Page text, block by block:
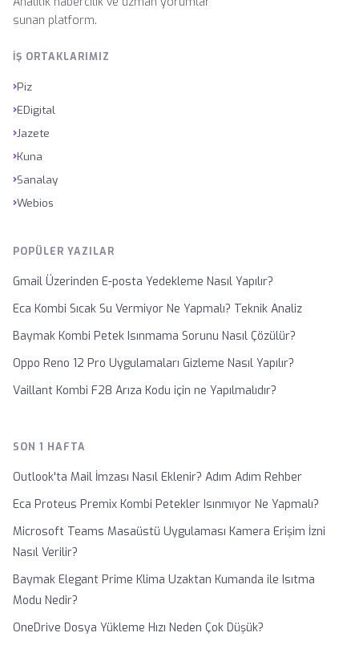
sunan platform.
İŞ ORTAKLARIMIZ
›Piz
›EDigital
›Jazete
›Kuna
›Sanalay
›Webios
POPÜLER YAZILAR
Gmail Üzerinden E-posta Yedekleme Nasıl Yapılır?
Eca Kombi Sıcak Su Vermiyor Ne Yapmalı? Teknik Analiz
Baymak Kombi Petek Isınmama Sorunu Nasıl Çözülür?
Oppo Reno 12 Pro Uygulamaları Gizleme Nasıl Yapılır?
Vaillant Kombi F28 Arıza Kodu için ne Yapılmalıdır?
SON 1 HAFTA
Outlook'ta Mail İmzası Nasıl Eklenir? Adım Adım Rehber
Eca Proteus Premix Kombi Petekler Isınmıyor Ne Yapmalı?
Microsoft Teams Masaüstü Uygulaması Kamera Erişim İzni
Nasıl Verilir?
Baymak Elegant Prime Klima Uzaktan Kumanda ile Isıtma
Modu Nedir?
OneDrive Dosya Yükleme Hızı Neden Çok Düşük?